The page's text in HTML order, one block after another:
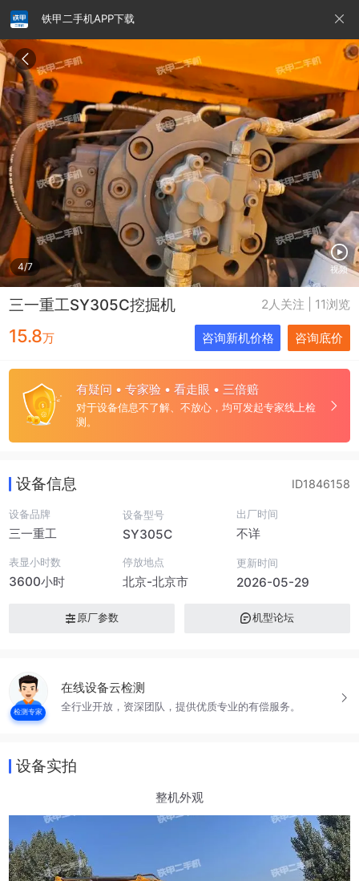
铁甲二手机APP下载
4/7 视频
三一重工SY305C挖掘机 2人关注 | 11浏览
15.8万 咨询新机价格 咨询底价
有疑问 • 专家验 • 看走眼 • 三倍赔
对于设备信息不了解、不放心，均可发起专家线上检
测。
请输入手机号
提
交
即
表
示
您
同
《隐
私
政
策》
设备信息 ID1846158
设备品牌
三一重工
设备型号
SY305C
出厂时间
不详
表显小时数
3600小时
停放地点
北京-北京市
更新时间
2026-05-29
原厂参数 机型论坛
检测专家
在线设备云检测
全行业开放，资深团队，提供优质专业的有偿服务。
设备实拍
整机外观
铁甲龙总部 4000099032